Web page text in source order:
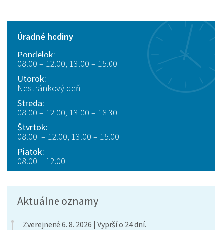
Úradné hodiny
Pondelok:
08.00 – 12.00, 13.00 – 15.00
Utorok:
Nestránkový deň
Streda:
08.00 – 12.00, 13.00 – 16.30
Štvrtok:
08.00 – 12.00, 13.00 – 15.00
Piatok:
08.00 – 12.00
Aktuálne oznamy
Zverejnené 6. 8. 2026 | Vyprší o 24 dní.